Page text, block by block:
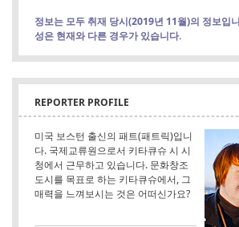
정보는 모두 취재 당시(2019년 11월)의 정보입
성은 현재와 다른 경우가 있습니다.
REPORTER PROFILE
미국 보스턴 출신의 패트(패트릭)입니
다. 국제교류원으로서 키타큐슈 시 시
청에서 근무하고 있습니다. 문화창조
도시를 목표로 하는 키타큐슈에서, 그
매력을 느껴보시는 것은 어떠신가요?